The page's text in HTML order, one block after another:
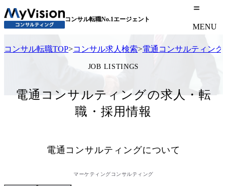
コンサル転職No.1エージェント
MENU
コンサル転職TOP>コンサル求人検索>電通コンサルティング
JOB LISTINGS
電通コンサルティングの求人・転
職・採用情報
電通コンサルティングについて
マーケティングコンサルティング